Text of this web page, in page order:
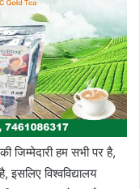
जिम्मेदारी हम सभी पर है,
विश्वविद्यालय